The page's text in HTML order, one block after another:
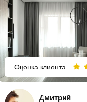
Оценка клиента
Дмитрий